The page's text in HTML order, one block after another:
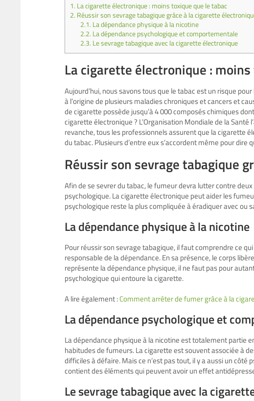
1. La cigarette électronique : moins toxique que le tabac
2. Réussir son sevrage tabagique grâce à la cigarette
2.1. La dépendance physique à la nicotine
2.2. La dépendance psychologique et comportementale
2.3. Le sevrage tabagique avec la cigarette électronique
La cigarette électronique :
Aujourd’hui, nous savons tous que le tabac est un risque
à l’origine de plusieurs maladies chroniques et cancers et
de cigarette possède jusqu’à 4 000 composés chimiques
cigarette électronique ? L’Organisation Mondiale de la
revanche, tous les professionnels assurent que la cigarette
du tabac. Plusieurs d’entre eux s’accordent même pour dire
Réussir son sevrage tabagique
Afin de se sevrer du tabac, le fumeur devra lutter contre
psychologique. La cigarette électronique peut aider les
psychologique reste la plus compliquée à éradiquer avec ou
La dépendance physique à la nicotine
Pour réussir son sevrage tabagique, il faut comprendre ce
responsable de la dépendance. En sa présence, le corps
représente la dépendance physique, il ne faut pas pour
psychologique qui entoure la cigarette.
A lire également :Comment arrêter de fumer grâce à la
La dépendance psychologique et
La dépendance physique à la nicotine est totalement partie
habitudes de fumeurs. La cigarette est souvent associée à
difficiles à défaire. Mais ce n’est pas tout, il y a aussi un
contient des éléments qui peuvent avoir un effet
Le sevrage tabagique avec la